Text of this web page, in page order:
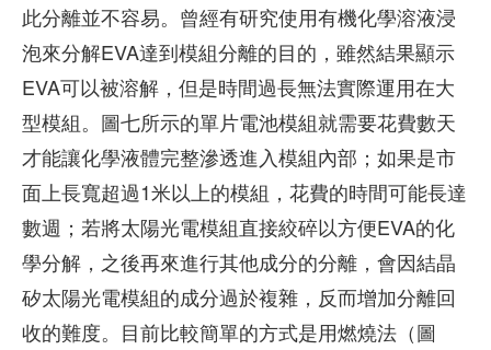
此分離並不容易。曾經有研究使用有機化學溶液浸
泡來分解EVA達到模組分離的目的，雖然結果顯示
EVA可以被溶解，但是時間過長無法實際運用在大
型模組。圖七所示的單片電池模組就需要花費數天
才能讓化學液體完整滲透進入模組內部；如果是市
面上長寬超過1米以上的模組，花費的時間可能長達
數週；若將太陽光電模組直接絞碎以方便EVA的化
學分解，之後再來進行其他成分的分離，會因結晶
矽太陽光電模組的成分過於複雜，反而增加分離回
收的難度。目前比較簡單的方式是用燃燒法（圖